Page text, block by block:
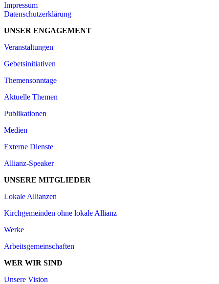
Impressum
Datenschutzerklärung
UNSER ENGAGEMENT
Veranstaltungen
Gebetsinitiativen
Themensonntage
Aktuelle Themen
Publikationen
Medien
Externe Dienste
Allianz-Speaker
UNSERE MITGLIEDER
Lokale Allianzen
Kirchgemeinden ohne lokale Allianz
Werke
Arbeitsgemeinschaften
WER WIR SIND
Unsere Vision